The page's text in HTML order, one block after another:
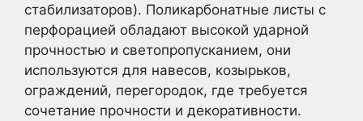
стабилизаторов). Поликарбонатные листы с
перфорацией обладают высокой ударной
прочностью и светопропусканием, они
используются для навесов, козырьков,
ограждений, перегородок, где требуется
сочетание прочности и декоративности.